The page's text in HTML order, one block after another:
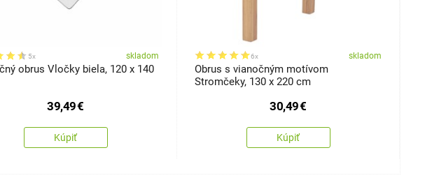
5x skladom
obrus Vločky biela, 120 x 140
39,49€
Kúpiť
6x skladom
Obrus s vianočným motívom
Stromčeky, 130 x 220 cm
30,49€
Kúpiť